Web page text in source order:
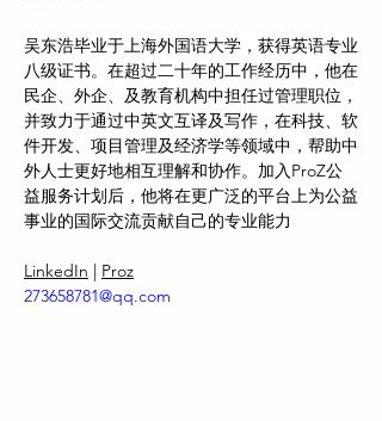
吴东浩毕业于上海外国语大学，获得英语专业
八级证书。在超过二十年的工作经历中，他在
民企、外企、及教育机构中担任过管理职位，
并致力于通过中英文互译及写作，在科技、软
件开发、项目管理及经济学等领域中，帮助中
外人士更好地相互理解和协作。加入ProZ公
益服务计划后，他将在更广泛的平台上为公益
事业的国际交流贡献自己的专业能力
LinkedIn | Proz
273658781@qq.com